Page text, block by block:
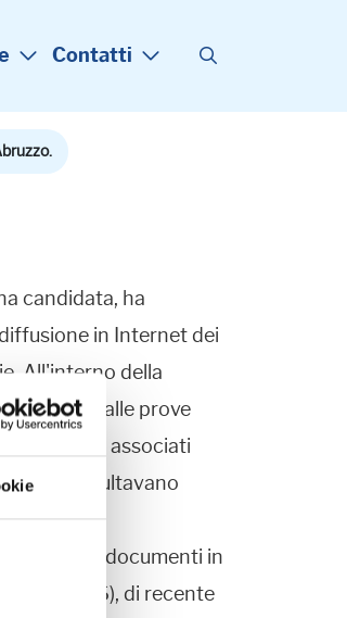
Contatti
candidata, ha
in Internet dei
All'interno della
ammessi alle prove
nominativi associati
risultavano
di atti e documenti in
3134436), di recente